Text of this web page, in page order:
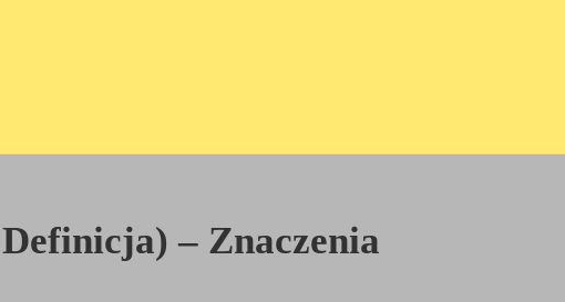
– Znaczenia